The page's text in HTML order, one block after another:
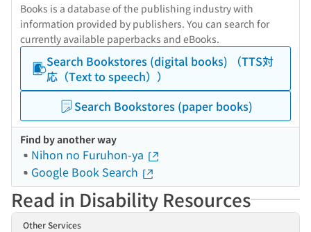
Books is a database of the publishing industry with
information provided by publishers. You can search for
currently available paperbacks and eBooks.
Search Bookstores (digital books) （TTS対
応（Text to speech））
Search Bookstores (paper books)
Find by another way
Nihon no Furuhon-ya
Google Book Search
Read in Disability Resources
Other Services